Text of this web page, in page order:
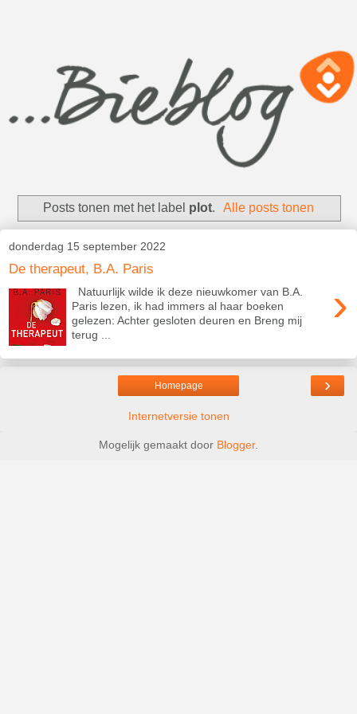
Posts tonen met het label plot. Alle posts tonen
donderdag 15 september 2022
De therapeut, B.A. Paris
›
Natuurlijk wilde ik deze nieuwkomer van B.A.
Paris lezen, ik had immers al haar boeken
gelezen: Achter gesloten deuren en Breng mij
terug ...
›
Homepage
Internetversie tonen
Mogelijk gemaakt door Blogger.